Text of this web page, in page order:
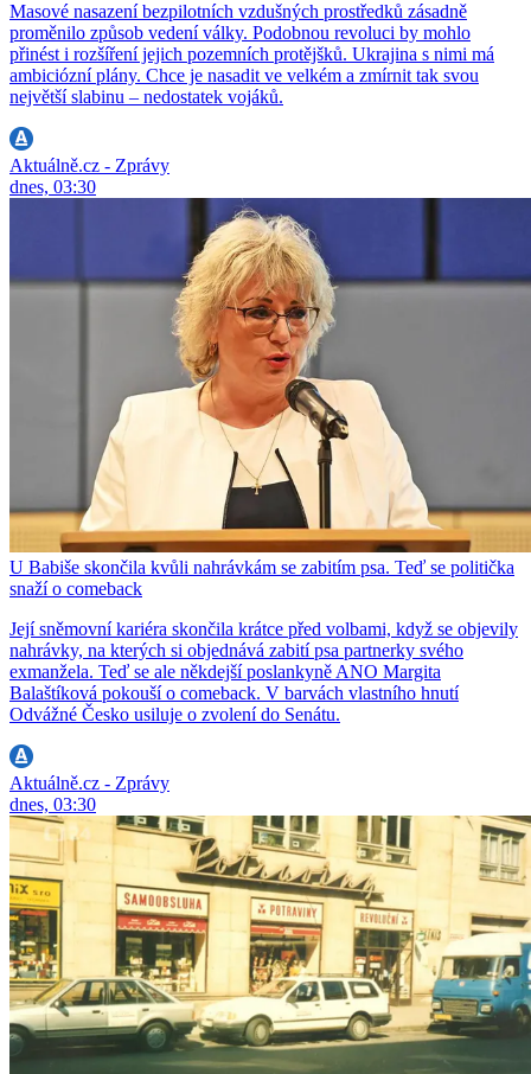
Masové nasazení bezpilotních vzdušných prostředků zásadně
proměnilo způsob vedení války. Podobnou revoluci by mohlo
přinést i rozšíření jejich pozemních protějšků. Ukrajina s nimi má
ambiciózní plány. Chce je nasadit ve velkém a zmírnit tak svou
největší slabinu – nedostatek vojáků.
Aktuálně.cz - Zprávy
dnes, 03:30
U Babiše skončila kvůli nahrávkám se zabitím psa. Teď se politička
snaží o comeback
Její sněmovní kariéra skončila krátce před volbami, když se objevily
nahrávky, na kterých si objednává zabití psa partnerky svého
exmanžela. Teď se ale někdejší poslankyně ANO Margita
Balaštíková pokouší o comeback. V barvách vlastního hnutí
Odvážné Česko usiluje o zvolení do Senátu.
Aktuálně.cz - Zprávy
dnes, 03:30